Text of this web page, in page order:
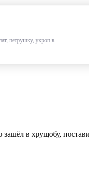
петрушку, укроп в
в хрущобу,